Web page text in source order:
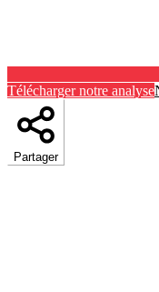
Télécharger notre analyse
Partager